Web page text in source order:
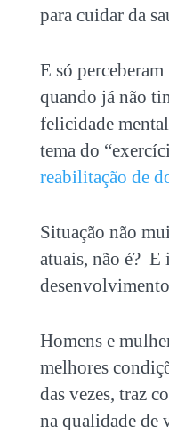
para cuidar da
E só
quando já não
felicidade
tema do
reabilitação de
Situação não
atuais, não é? E
Homens e
melhores
das vezes, traz
na qualidade de